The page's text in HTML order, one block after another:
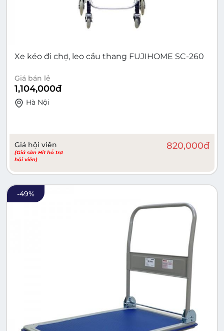
Xe kéo đi chợ, leo cầu thang FUJIHOME SC-260
Giá bán lẻ
1,104,000đ
Hà Nội
Giá hội viên
(Giá sàn Hi1 hỗ trợ
hội viên)
820,000đ
-49%